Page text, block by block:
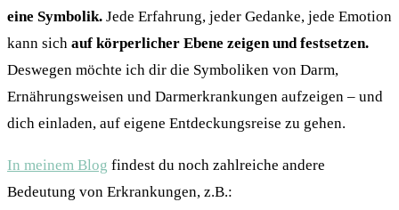
eine Symbolik. Jede Erfahrung, jeder Gedanke, jede Emotion
kann sich auf körperlicher Ebene zeigen und festsetzen.
Deswegen möchte ich dir die Symboliken von Darm,
Ernährungsweisen und Darmerkrankungen aufzeigen – und
dich einladen, auf eigene Entdeckungsreise zu gehen.
In meinem Blog findest du noch zahlreiche andere
Bedeutung von Erkrankungen, z.B.: